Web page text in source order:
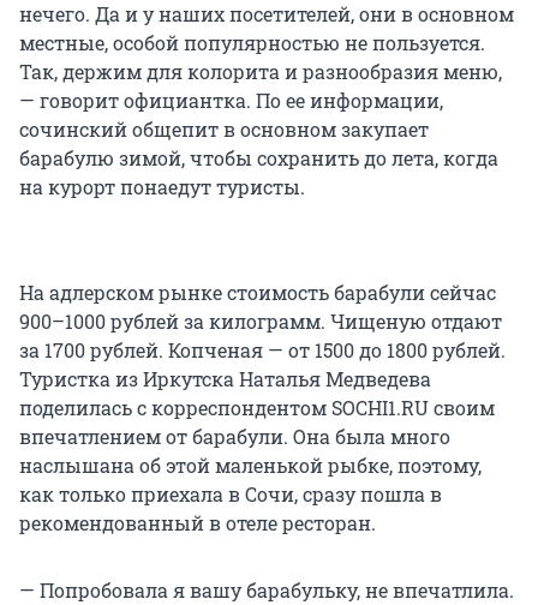
нечего. Да и у наших посетителей, они в основном
местные, особой популярностью не пользуется.
Так, держим для колорита и разнообразия меню,
— говорит официантка. По ее информации,
сочинский общепит в основном закупает
барабулю зимой, чтобы сохранить до лета, когда
на курорт понаедут туристы.
На адлерском рынке стоимость барабули сейчас
900–1000 рублей за килограмм. Чищеную отдают
за 1700 рублей. Копченая — от 1500 до 1800 рублей.
Туристка из Иркутска Наталья Медведева
поделилась с корреспондентом SOCHI1.RU своим
впечатлением от барабули. Она была много
наслышана об этой маленькой рыбке, поэтому,
как только приехала в Сочи, сразу пошла в
рекомендованный в отеле ресторан.
— Попробовала я вашу барабульку, не впечатлила.